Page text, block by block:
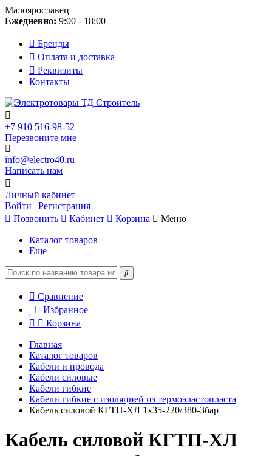
Малоярославец
Ежедневно: 9:00 - 18:00
Бренды
Оплата и доставка
Реквизиты
Контакты
+7 910 516-98-52
Перезвоните мне
info@electro40.ru
Написать нам
Личный кабинет
Войти | Регистрация
Позвонить
Кабинет Корзина Меню
Каталог товаров
Еще
Сравнение
Избранное
Корзина
Главная
Каталог товаров
Кабели и провода
Кабели силовые
Кабели гибкие
Кабели гибкие с изоляцией из термоэластопласта
Кабель силовой КГТП-ХЛ 1х35-220/380-3бар
Кабель силовой КГТП-ХЛ